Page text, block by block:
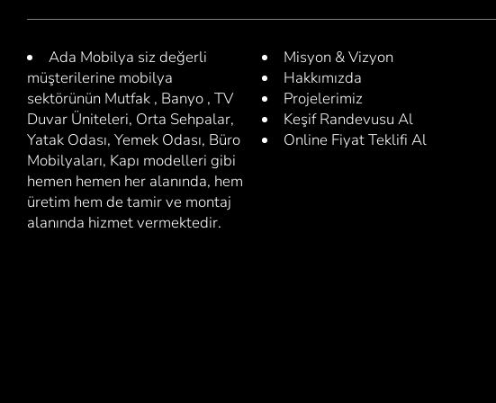
Ada Mobilya siz değerli
müşterilerine mobilya
sektörünün Mutfak , Banyo , TV
Duvar Üniteleri, Orta Sehpalar,
Yatak Odası, Yemek Odası, Büro
Mobilyaları, Kapı modelleri gibi
hemen hemen her alanında, hem
üretim hem de tamir ve montaj
alanında hizmet vermektedir.
Misyon & Vizyon
Hakkımızda
Projelerimiz
Keşif Randevusu Al
Online Fiyat Teklifi Al